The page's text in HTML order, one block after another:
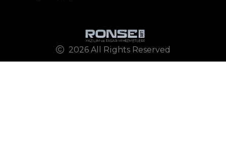
2026 All Rights Reserved